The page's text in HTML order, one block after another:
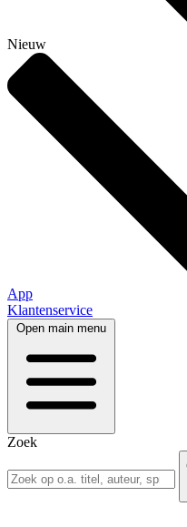
Nieuw
App
Klantenservice
Open main menu
Zoek